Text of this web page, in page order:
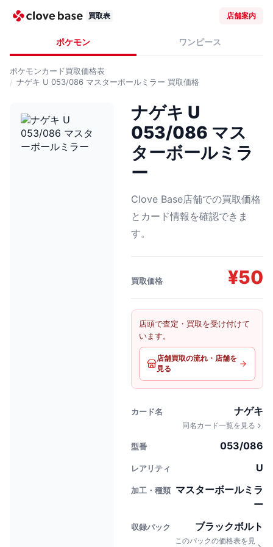
買取表 店舗案内
ポケモン ワンピース
ポケモンカード買取価格表
ナゲキ U 053/086 マスターボールミラー 買取価格
ナゲキ U
053/086 マス
ターボールミラ
ー
Clove Base店舗での買取価格
とカード情報を確認できま
す。
買取価格 ¥50
店頭で査定・買取を受け付けて
います。
店舗買取の流れ・店舗を
見る
カード名 ナゲキ
同名カード一覧を見る
型番 053/086
レアリティ U
加工・種類 マスターボールミラ
ー
収録パック ブラックボルト
このパックの価格表を見